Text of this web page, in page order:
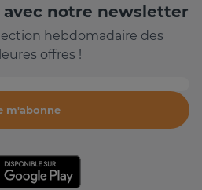
avec notre newsletter
hebdomadaire des
offres !
m'abonne